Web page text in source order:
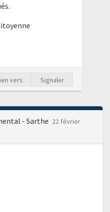
vers Signaler
- Sarthe 22 février